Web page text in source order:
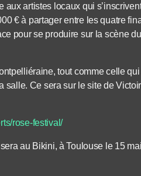
aux artistes locaux qui
€ à partager entre les quatre
pour se produire sur la scène
tout comme celle
salle. Ce sera sur le site de
rose-festival/
au Bikini, à Toulouse le 15